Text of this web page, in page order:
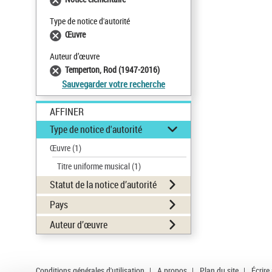
Type de notice d'autorité
Œuvre
Auteur d’œuvre
Temperton, Rod (1947-2016)
Sauvegarder votre recherche
AFFINER
Type de notice d'autorité
Œuvre(1)
Titre uniforme musical(1)
Statut de la notice d’autorité
Pays
Auteur d’œuvre